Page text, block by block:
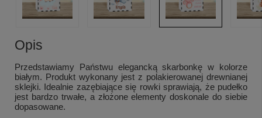
Opis
Przedstawiamy Państwu elegancką skarbonkę w kolorze
białym. Produkt wykonany jest z polakierowanej drewnianej
sklejki. Idealnie zazębiające się rowki sprawiają, że pudełko
jest bardzo trwałe, a złożone elementy doskonale do siebie
dopasowane.